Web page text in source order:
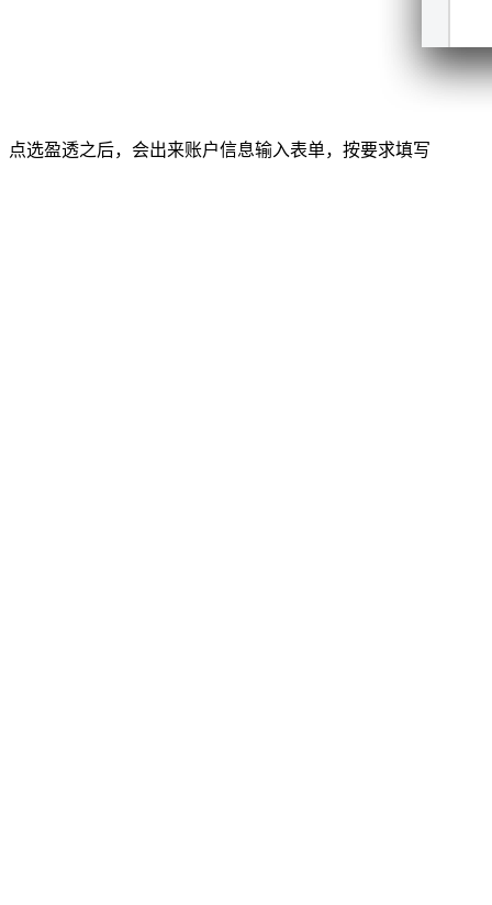
点选盈透之后，会出来账户信息输入表单，按要求填写